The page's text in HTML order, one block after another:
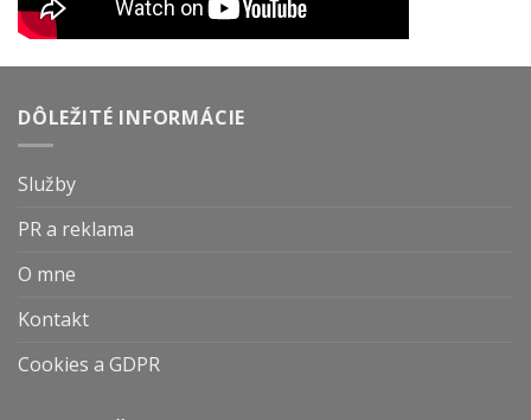
DÔLEŽITÉ INFORMÁCIE
Služby
PR a reklama
O mne
Kontakt
Cookies a GDPR